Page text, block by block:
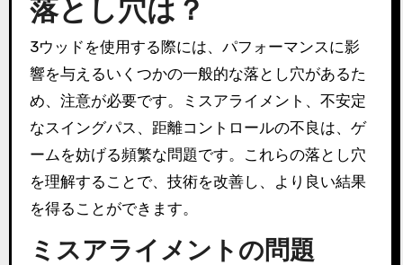
落とし穴は？
3ウッドを使用する際には、パフォーマンスに影
響を与えるいくつかの一般的な落とし穴があるた
め、注意が必要です。ミスアライメント、不安定
なスイングパス、距離コントロールの不良は、ゲ
ームを妨げる頻繁な問題です。これらの落とし穴
を理解することで、技術を改善し、より良い結果
を得ることができます。
ミスアライメントの問題